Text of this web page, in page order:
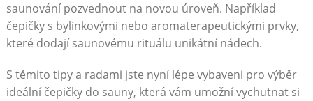
saunování pozvednout na novou úroveň. Například
čepičky s bylinkovými nebo aromaterapeutickými prvky,
které dodají saunovému rituálu unikátní nádech.
S těmito tipy a radami jste nyní lépe vybaveni pro výběr
ideální čepičky do sauny, která vám umožní vychutnat si